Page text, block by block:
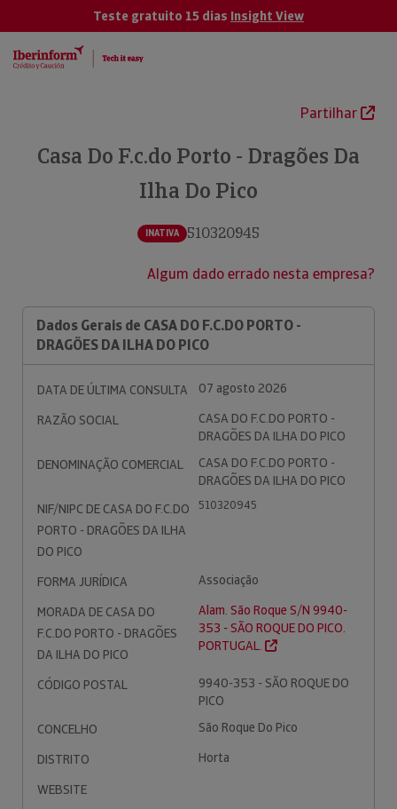
Teste gratuito 15 dias Insight View
Partilhar
Casa Do F.c.do Porto - Dragões Da
Ilha Do Pico
INATIVA 510320945
Algum dado errado nesta empresa?
Dados Gerais de CASA DO F.C.DO PORTO -
DRAGÕES DA ILHA DO PICO
DATA DE ÚLTIMA CONSULTA
07 agosto 2026
RAZÃO SOCIAL
CASA DO F.C.DO PORTO -
DRAGÕES DA ILHA DO PICO
DENOMINAÇÃO COMERCIAL
CASA DO F.C.DO PORTO -
DRAGÕES DA ILHA DO PICO
NIF/NIPC DE CASA DO F.C.DO
PORTO - DRAGÕES DA ILHA
DO PICO
510320945
FORMA JURÍDICA
Associação
MORADA DE CASA DO
F.C.DO PORTO - DRAGÕES
DA ILHA DO PICO
Alam. São Roque S/N 9940-
353 - SÃO ROQUE DO PICO.
PORTUGAL.
CÓDIGO POSTAL
9940-353 - SÃO ROQUE DO
PICO
CONCELHO
São Roque Do Pico
DISTRITO
Horta
WEBSITE